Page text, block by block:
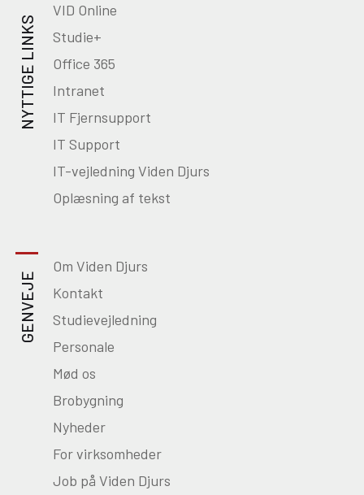
NYTTIGE LINKS
VID Online
Studie+
Office 365
Intranet
IT Fjernsupport
IT Support
IT-vejledning Viden Djurs
Oplæsning af tekst
GENVEJE
Om Viden Djurs
Kontakt
Studievejledning
Personale
Mød os
Brobygning
Nyheder
For virksomheder
Job på Viden Djurs